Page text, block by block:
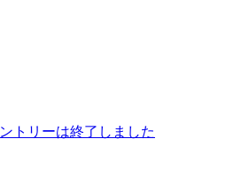
トリーは終了しました